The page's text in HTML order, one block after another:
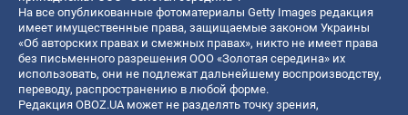
На все опубликованные фотоматериалы Getty Images редакция
имеет имущественные права, защищаемые законом Украины
«Об авторских правах и смежных правах», никто не имеет права
без письменного разрешения ООО «Золотая середина» их
использовать, они не подлежат дальнейшему воспроизводству,
переводу, распространению в любой форме.
Редакция OBOZ.UA может не разделять точку зрения,